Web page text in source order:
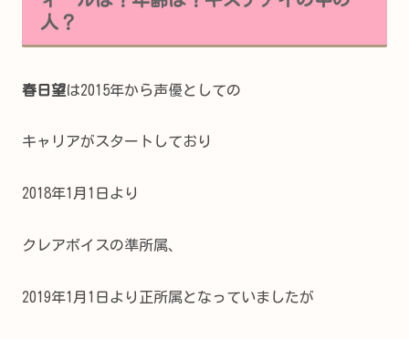
人？
春日望は2015年から声優としての
キャリアがスタートしており
2018年1月1日より
クレアボイスの準所属、
2019年1月1日より正所属となっていましたが